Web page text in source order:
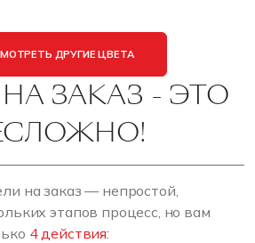
ДРУГИЕ ЦВЕТА
ЗАКАЗ - ЭТО
на заказ — непростой,
этапов процесс, но вам
4 действия: